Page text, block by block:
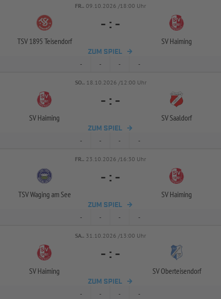
FR.. 09.10.2026 /18:00 Uhr
TSV 1895 Teisendorf
- : -
SV Haiming
ZUM SPIEL
- - - -
SO.. 18.10.2026 /12:00 Uhr
SV Haiming
- : -
SV Saaldorf
ZUM SPIEL
- - - -
FR.. 23.10.2026 /16:30 Uhr
TSV Waging am See
- : -
SV Haiming
ZUM SPIEL
- - - -
SA.. 31.10.2026 /13:00 Uhr
SV Haiming
- : -
SV Oberteisendorf
ZUM SPIEL
- - - -